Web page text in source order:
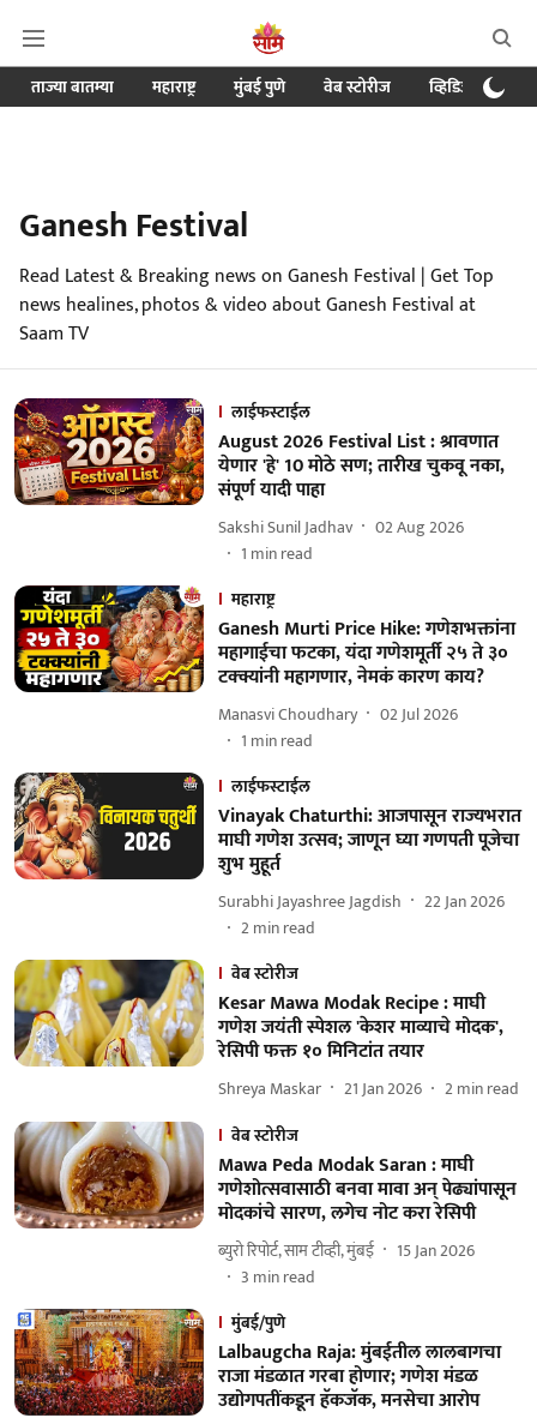
ताज्या बातम्या महाराष्ट्र मुंबई पुणे वेब स्टोरीज व्हिडिओ
Ganesh Festival
Read Latest & Breaking news on Ganesh Festival | Get Top
news healines, photos & video about Ganesh Festival at
Saam TV
लाईफस्टाईल
August 2026 Festival List : श्रावणात
येणार 'हे' 10 मोठे सण; तारीख चुकवू नका,
संपूर्ण यादी पाहा
Sakshi Sunil Jadhav
02 Aug 2026
1 min read
महाराष्ट्र
Ganesh Murti Price Hike: गणेशभक्तांना
महागाईचा फटका, यंदा गणेशमूर्ती २५ ते ३०
टक्क्यांनी महागणार, नेमकं कारण काय?
Manasvi Choudhary
02 Jul 2026
1 min read
लाईफस्टाईल
Vinayak Chaturthi: आजपासून राज्यभरात
माघी गणेश उत्सव; जाणून घ्या गणपती पूजेचा
शुभ मुहूर्त
Surabhi Jayashree Jagdish
22 Jan 2026
2min read
वेब स्टोरीज
Kesar Mawa Modak Recipe : माघी
गणेश जयंती स्पेशल 'केशर माव्याचे मोदक',
रेसिपी फक्त १० मिनिटांत तयार
Shreya Maskar 21 Jan 2026 2min read
वेब स्टोरीज
Mawa Peda Modak Saran : माघी
गणेशोत्सवासाठी बनवा मावा अन् पेढ्यांपासून
मोदकांचे सारण, लगेच नोट करा रेसिपी
ब्युरो रिपोर्ट, साम टीव्ही, मुंबई
15 Jan 2026
3 min read
मुंबई/पुणे
Lalbaugcha Raja: मुंबईतील लालबागचा
राजा मंडळात गरबा होणार; गणेश मंडळ
उद्योगपतींकडून हॅकजॅक, मनसेचा आरोप